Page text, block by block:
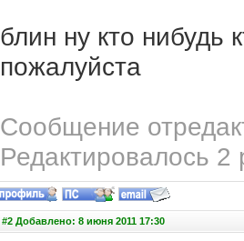
блин ну кто нибудь
пожалуйста
Сообщение
Редактировалось 2
#2 Добавлено: 8 июня 2011 17:30